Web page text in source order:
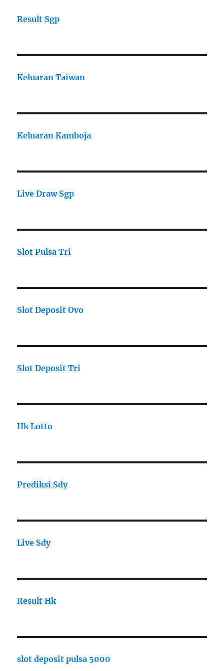
Result Sgp
Keluaran Taiwan
Keluaran Kamboja
Live Draw Sgp
Slot Pulsa Tri
Slot Deposit Ovo
Slot Deposit Tri
Hk Lotto
Prediksi Sdy
Live Sdy
Result Hk
slot deposit pulsa 5000